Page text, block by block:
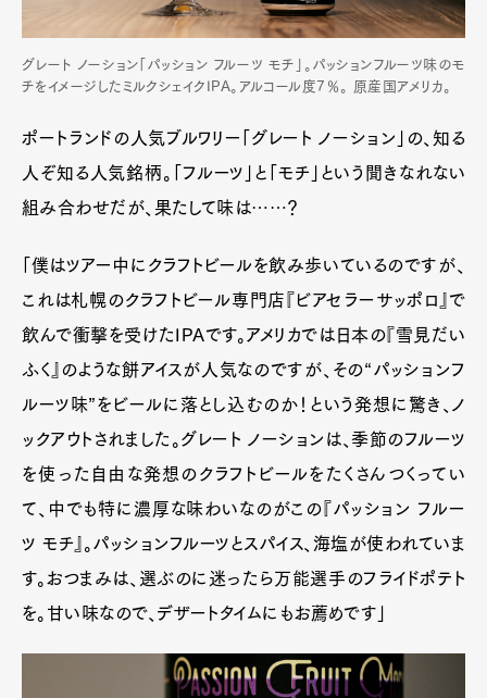
グレート ノーション「パッション フルーツ モチ」。パッションフルーツ味のモ
チをイメージしたミルクシェイクIPA。アルコール度7％。 原産国アメリカ。
ポートランドの人気ブルワリー「グレート ノーション」の、知る
人ぞ知る人気銘柄。「フルーツ」と「モチ」という聞きなれない
組み合わせだが、果たして味は……？
「僕はツアー中にクラフトビールを飲み歩いているのですが、
これは札幌のクラフトビール専門店『ビアセラーサッポロ』で
飲んで衝撃を受けたIPAです。アメリカでは日本の『雪見だい
ふく』のような餅アイスが人気なのですが、その“パッションフ
ルーツ味”をビールに落とし込むのか！という発想に驚き、ノ
ックアウトされました。グレート ノーションは、季節のフルーツ
を使った自由な発想のクラフトビールをたくさんつくってい
て、中でも特に濃厚な味わいなのがこの『パッション フルー
ツ モチ』。パッションフルーツとスパイス、海塩が使われていま
す。おつまみは、選ぶのに迷ったら万能選手のフライドポテト
を。甘い味なので、デザートタイムにもお薦めです」